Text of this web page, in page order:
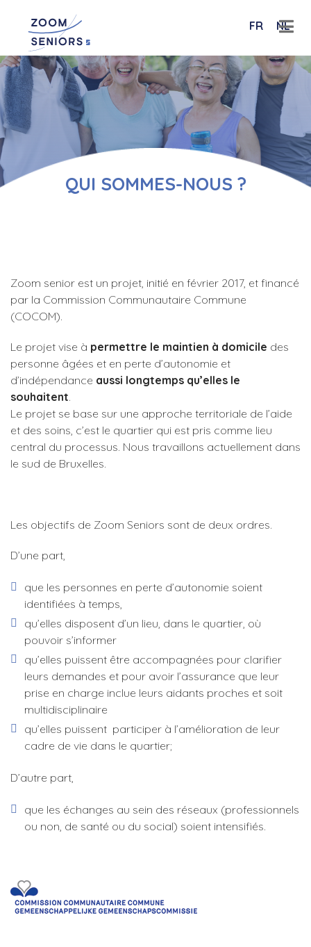
FR NL
QUI SOMMES-NOUS ?
Zoom senior est un projet, initié en février 2017, et financé
par la Commission Communautaire Commune
(COCOM).
Le projet vise à permettre le maintien à domicile des
personne âgées et en perte d’autonomie et
d’indépendance aussi longtemps qu’elles le
souhaitent.
Le projet se base sur une approche territoriale de l’aide
et des soins, c’est le quartier qui est pris comme lieu
central du processus. Nous travaillons actuellement dans
le sud de Bruxelles.
Les objectifs de Zoom Seniors sont de deux ordres.
D’une part,
que les personnes en perte d’autonomie soient
identifiées à temps,
qu’elles disposent d’un lieu, dans le quartier, où
pouvoir s’informer
qu’elles puissent être accompagnées pour clarifier
leurs demandes et pour avoir l’assurance que leur
prise en charge inclue leurs aidants proches et soit
multidisciplinaire
qu’elles puissent participer à l’amélioration de leur
cadre de vie dans le quartier;
D’autre part,
que les échanges au sein des réseaux (professionnels
ou non, de santé ou du social) soient intensifiés.